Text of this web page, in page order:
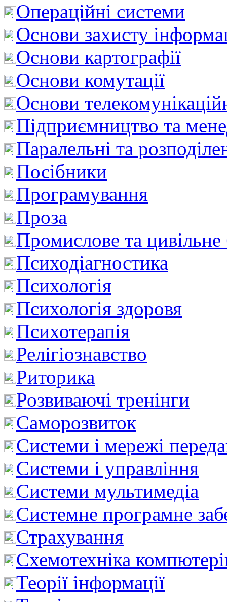
Операційні системи
Основи захисту
Основи картографії
Основи комутації
Основи
Підприємництво та
Паралельні та
Посібники
Програмування
Проза
Промислове та цивільне
Психодіагностика
Психологія
Психологія здоровя
Психотерапія
Релігіознавство
Риторика
Розвиваючі тренінги
Саморозвиток
Системи і мережі
Системи і управління
Системи мультимедіа
Системне програмне
Страхування
Схемотехніка
Теорії інформації